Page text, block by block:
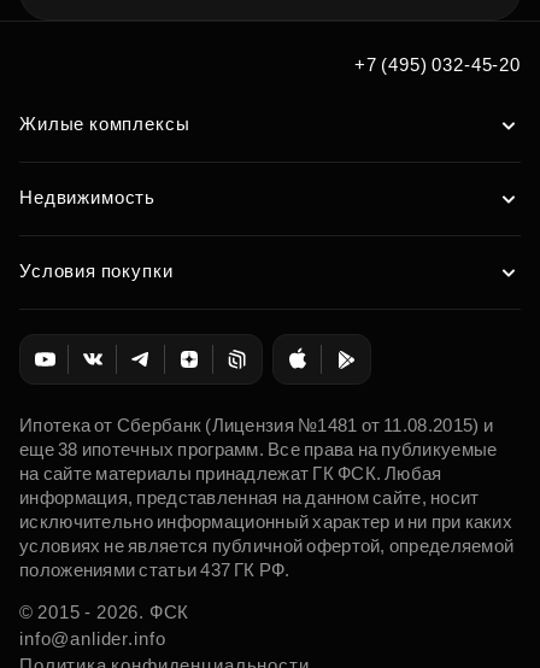
+7 (495) 032-45-20
Жилые комплексы
Недвижимость
Условия покупки
Ипотека от Сбербанк (Лицензия №1481 от 11.08.2015) и
еще 38 ипотечных программ. Все права на публикуемые
на сайте материалы принадлежат ГК ФСК. Любая
информация, представленная на данном сайте, носит
исключительно информационный характер и ни при каких
условиях не является публичной офертой, определяемой
положениями статьи 437 ГК РФ.
© 2015 - 2026. ФСК
info@anlider.info